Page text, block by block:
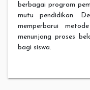
berbagai program
mutu pendidikan.
memperbarui
menunjang proses
bagi siswa.